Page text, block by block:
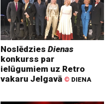
NoslēdziesDienas
konkurss par
ielūgumiem uz Retro
vakaru Jelgavā © DIENA